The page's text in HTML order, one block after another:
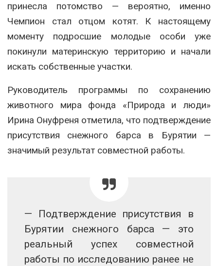
принесла потомство — вероятно, именно
Чемпион стал отцом котят. К настоящему
моменту подросшие молодые особи уже
покинули материнскую территорию и начали
искать собственные участки.
Руководитель программы по сохранению
животного мира фонда «Природа и люди»
Ирина Онуфреня отметила, что подтверждение
присутствия снежного барса в Бурятии —
значимый результат совместной работы.
— Подтверждение присутствия в
Бурятии снежного барса — это
реальный успех совместной
работы по исследованию ранее не